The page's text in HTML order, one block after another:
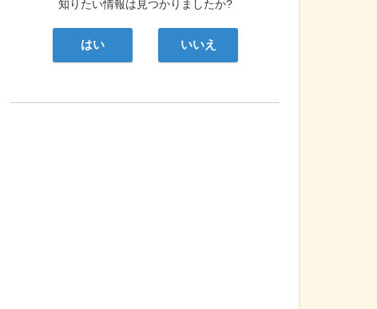
知りたい情報は見つかりましたか?
はい いいえ